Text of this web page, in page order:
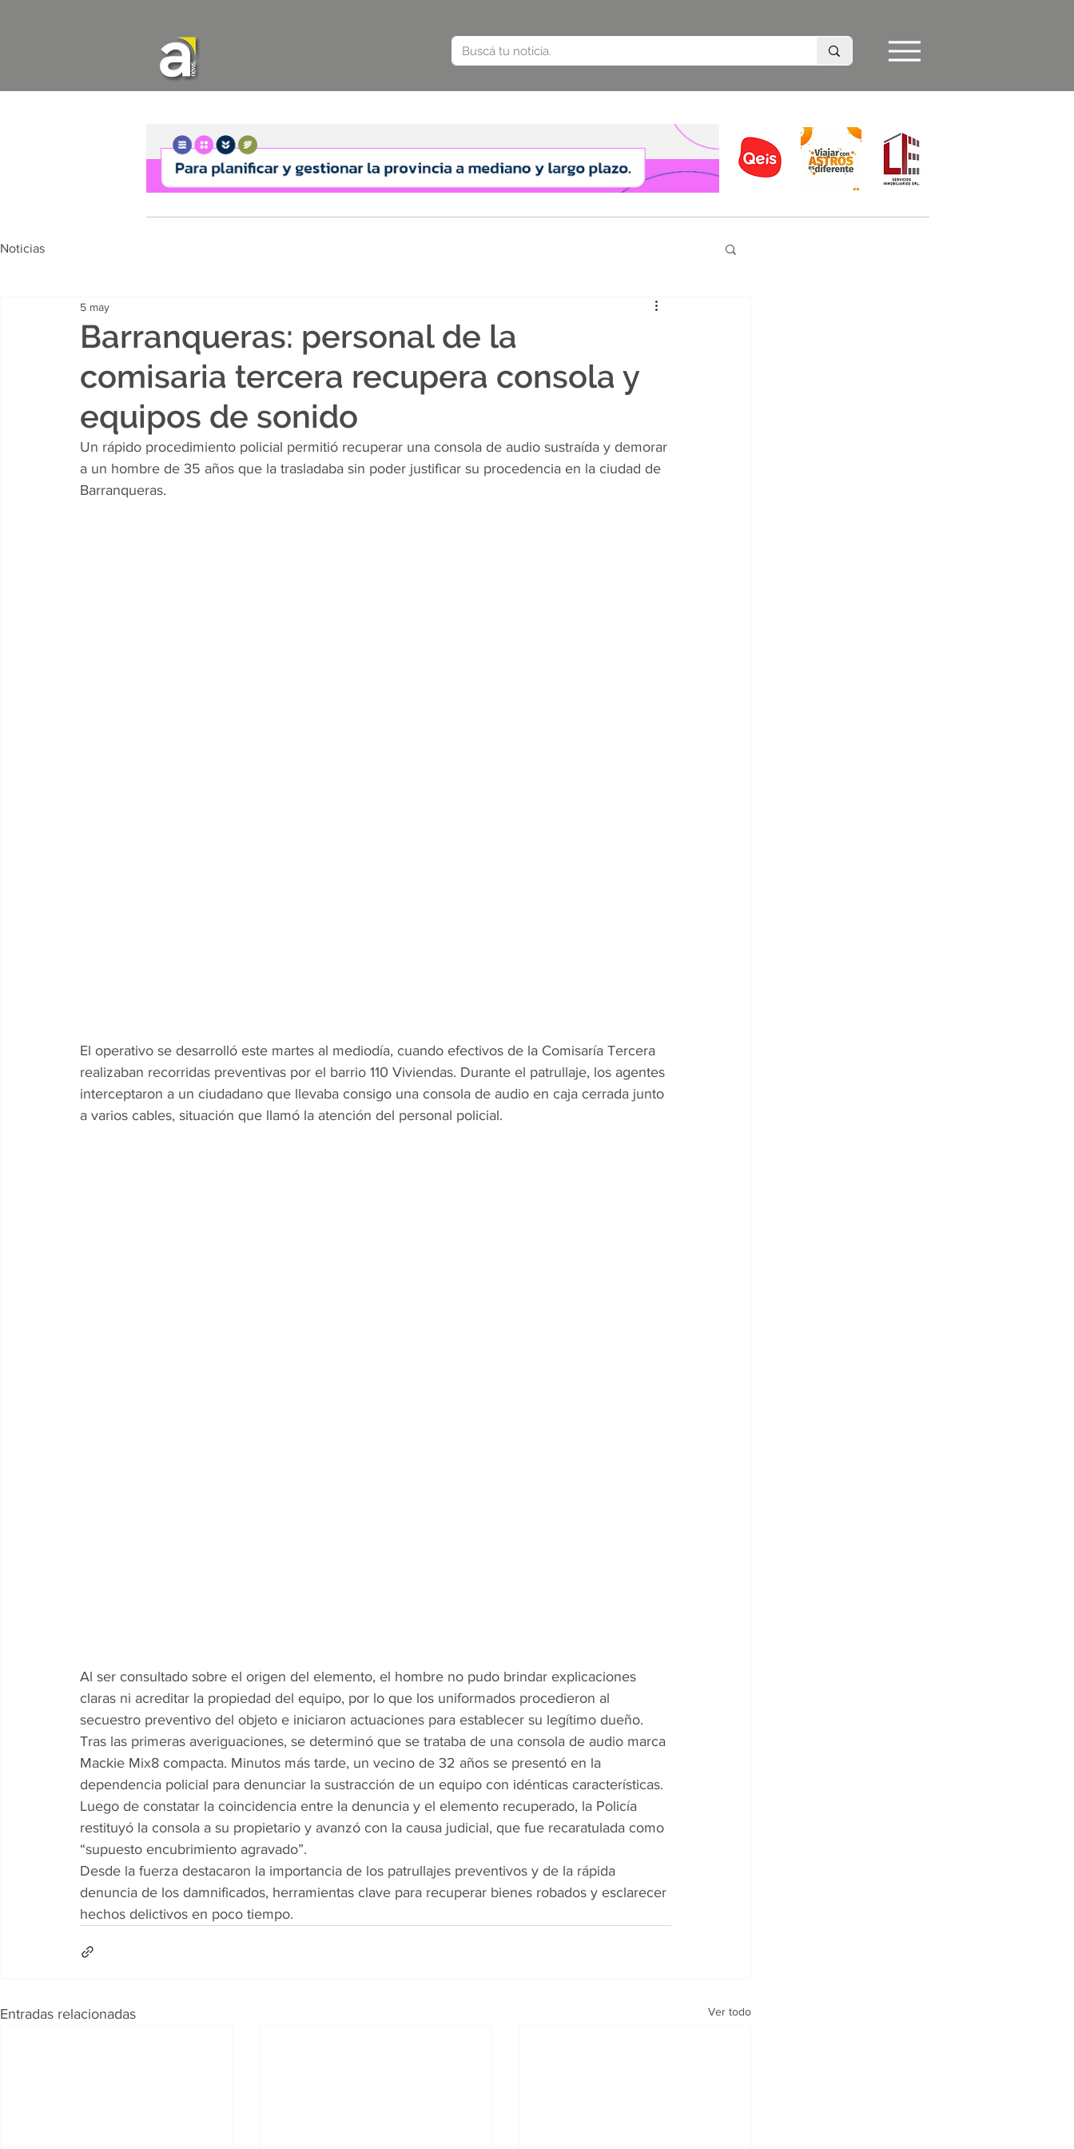
Noticias
Barranqueras: personal de la
comisaria tercera recupera consola y
equipos de sonido
5 may
Un rápido procedimiento policial permitió recuperar una consola de audio sustraída y demorar
a un hombre de 35 años que la trasladaba sin poder justificar su procedencia en la ciudad de
Barranqueras.
El operativo se desarrolló este martes al mediodía, cuando efectivos de la Comisaría Tercera
realizaban recorridas preventivas por el barrio 110 Viviendas. Durante el patrullaje, los agentes
interceptaron a un ciudadano que llevaba consigo una consola de audio en caja cerrada junto
a varios cables, situación que llamó la atención del personal policial.
Al ser consultado sobre el origen del elemento, el hombre no pudo brindar explicaciones
claras ni acreditar la propiedad del equipo, por lo que los uniformados procedieron al
secuestro preventivo del objeto e iniciaron actuaciones para establecer su legítimo dueño.
Tras las primeras averiguaciones, se determinó que se trataba de una consola de audio marca
Mackie Mix8 compacta. Minutos más tarde, un vecino de 32 años se presentó en la
dependencia policial para denunciar la sustracción de un equipo con idénticas características.
Luego de constatar la coincidencia entre la denuncia y el elemento recuperado, la Policía
restituyó la consola a su propietario y avanzó con la causa judicial, que fue recaratulada como
“supuesto encubrimiento agravado”.
Desde la fuerza destacaron la importancia de los patrullajes preventivos y de la rápida
denuncia de los damnificados, herramientas clave para recuperar bienes robados y esclarecer
hechos delictivos en poco tiempo.
Entradas relacionadas Ver todo